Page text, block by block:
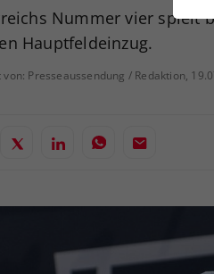
Nummer vier spielt
Hauptfeldeinzug.
von: Presseaussendung / Redaktion,